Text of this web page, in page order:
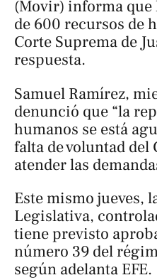
(Movir) informa que
de 600 recursos de
Corte Suprema de
respuesta.
Samuel Ramírez,
denunció que “la
humanos se está
falta de voluntad del
atender las
Este mismo jueves,
Legislativa,
tiene previsto
número 39 del
según adelanta EFE.